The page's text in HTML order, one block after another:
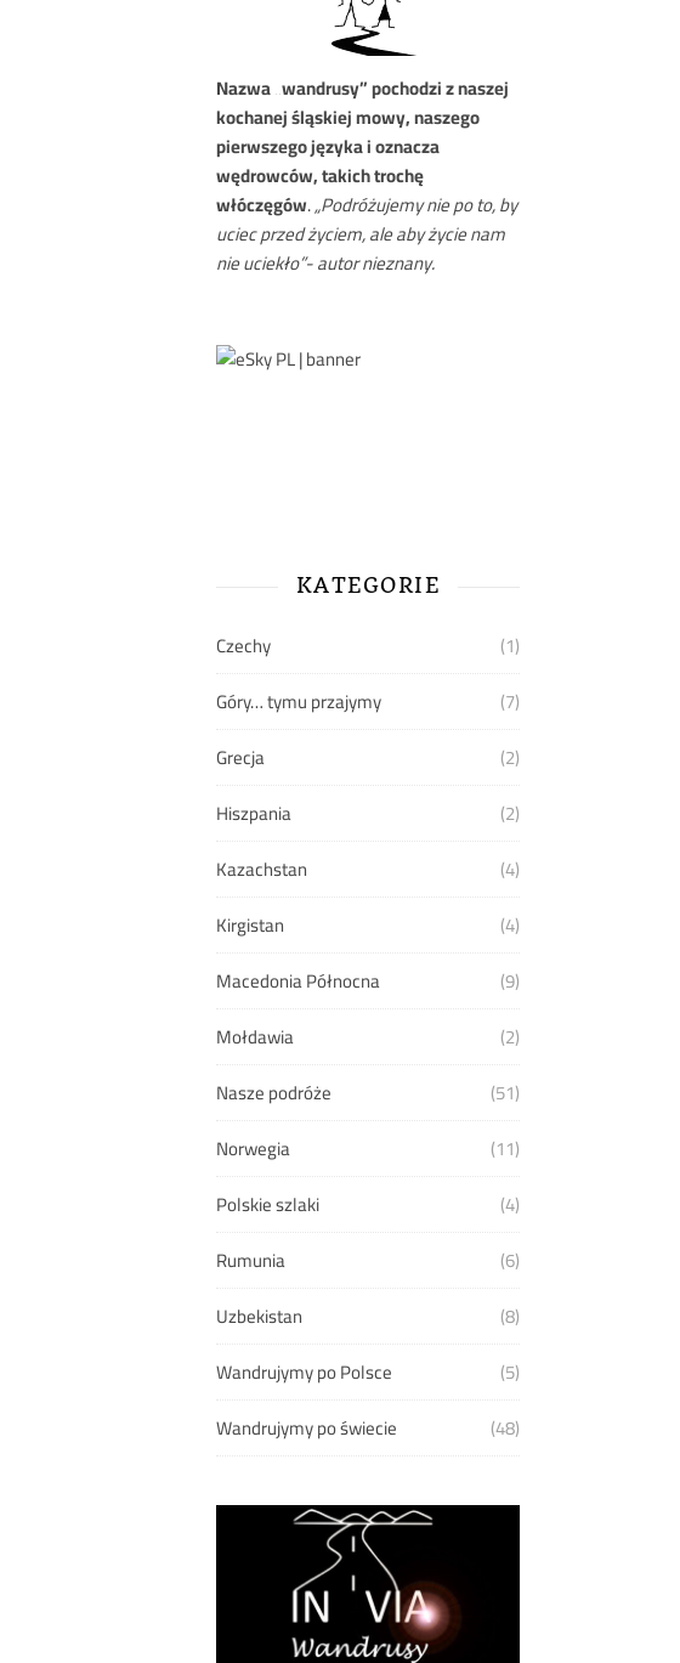
Nazwa„wandrusy” pochodzi z naszej
kochanej śląskiej mowy, naszego
pierwszego języka i oznacza
wędrowców, takich trochę
włóczęgów.„Podróżujemy nie po to, by
uciec przed życiem, ale aby życie nam
nie uciekło”- autor nieznany.
KATEGORIE
Czechy
(1)
Góry… tymu przajymy
(7)
Grecja
(2)
Hiszpania
(2)
Kazachstan
(4)
Kirgistan
(4)
Macedonia Północna
(9)
Mołdawia
(2)
Nasze podróże
(51)
Norwegia
(11)
Polskie szlaki
(4)
Rumunia
(6)
Uzbekistan
(8)
Wandrujymy po Polsce
(5)
Wandrujymy po świecie
(48)